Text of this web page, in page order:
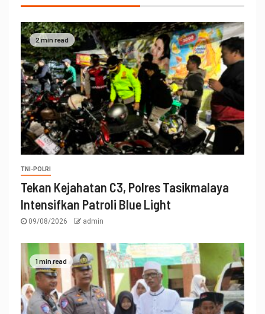
2 min read
TNI-POLRI
Tekan Kejahatan C3, Polres Tasikmalaya
Intensifkan Patroli Blue Light
09/08/2026 admin
1 min read